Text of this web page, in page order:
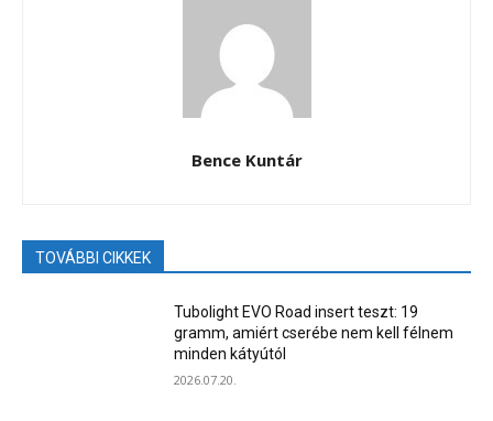
Bence Kuntár
TOVÁBBI CIKKEK
Tubolight EVO Road insert teszt: 19
gramm, amiért cserébe nem kell félnem
minden kátyútól
2026.07.20.